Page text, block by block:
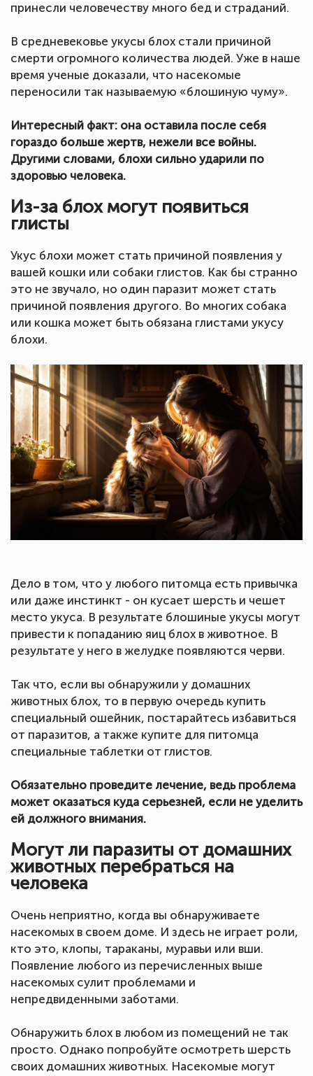
принесли человечеству много бед и страданий.
В средневековье укусы блох стали причиной
смерти огромного количества людей. Уже в наше
время ученые доказали, что насекомые
переносили так называемую «блошиную чуму».
Интересный факт: она оставила после себя
гораздо больше жертв, нежели все войны.
Другими словами, блохи сильно ударили по
здоровью человека.
Из-за блох могут появиться
глисты
Укус блохи может стать причиной появления у
вашей кошки или собаки глистов. Как бы странно
это не звучало, но один паразит может стать
причиной появления другого. Во многих собака
или кошка может быть обязана глистами укусу
блохи.
Дело в том, что у любого питомца есть привычка
или даже инстинкт - он кусает шерсть и чешет
место укуса. В результате блошиные укусы могут
привести к попаданию яиц блох в животное. В
результате у него в желудке появляются черви.
Так что, если вы обнаружили у домашних
животных блох, то в первую очередь купить
специальный ошейник, постарайтесь избавиться
от паразитов, а также купите для питомца
специальные таблетки от глистов.
Обязательно проведите лечение, ведь проблема
может оказаться куда серьезней, если не уделить
ей должного внимания.
Могут ли паразиты от домашних
животных перебраться на
человека
Очень неприятно, когда вы обнаруживаете
насекомых в своем доме. И здесь не играет роли,
кто это, клопы, тараканы, муравьи или вши.
Появление любого из перечисленных выше
насекомых сулит проблемами и
непредвиденными заботами.
Обнаружить блох в любом из помещений не так
просто. Однако попробуйте осмотреть шерсть
своих домашних животных. Насекомые могут